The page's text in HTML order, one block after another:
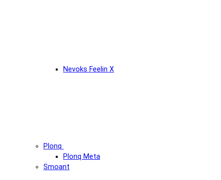
Nevoks Feelin X
Plonq
Plonq Meta
Smoant